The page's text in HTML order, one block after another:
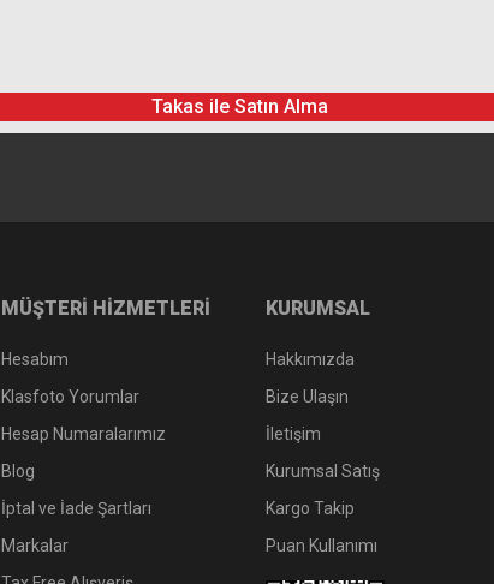
Takas ile Satın Alma
MÜŞTERİ HİZMETLERİ
Hesabım
Klasfoto Yorumlar
Hesap Numaralarımız
Blog
İptal ve İade Şartları
Markalar
KURUMSAL
Hakkımızda
Bize Ulaşın
İletişim
Kurumsal Satış
Kargo Takip
Puan Kullanımı